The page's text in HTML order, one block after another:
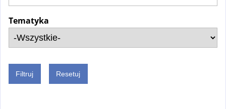
Tematyka